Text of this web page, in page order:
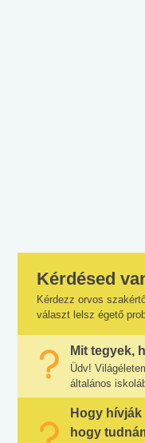
Kérdésed
Kérdezz orvos
választ lelsz égető
Mit tegyek,
Üdv!
általános
Hogy hívják
hogy